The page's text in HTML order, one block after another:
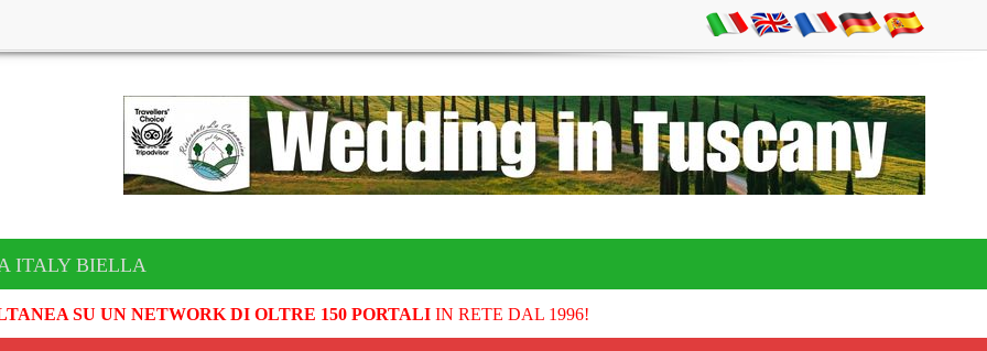
ITALY BIELLA
SU UN NETWORK DI OLTRE 150 PORTALIIN RETE DAL 1996!